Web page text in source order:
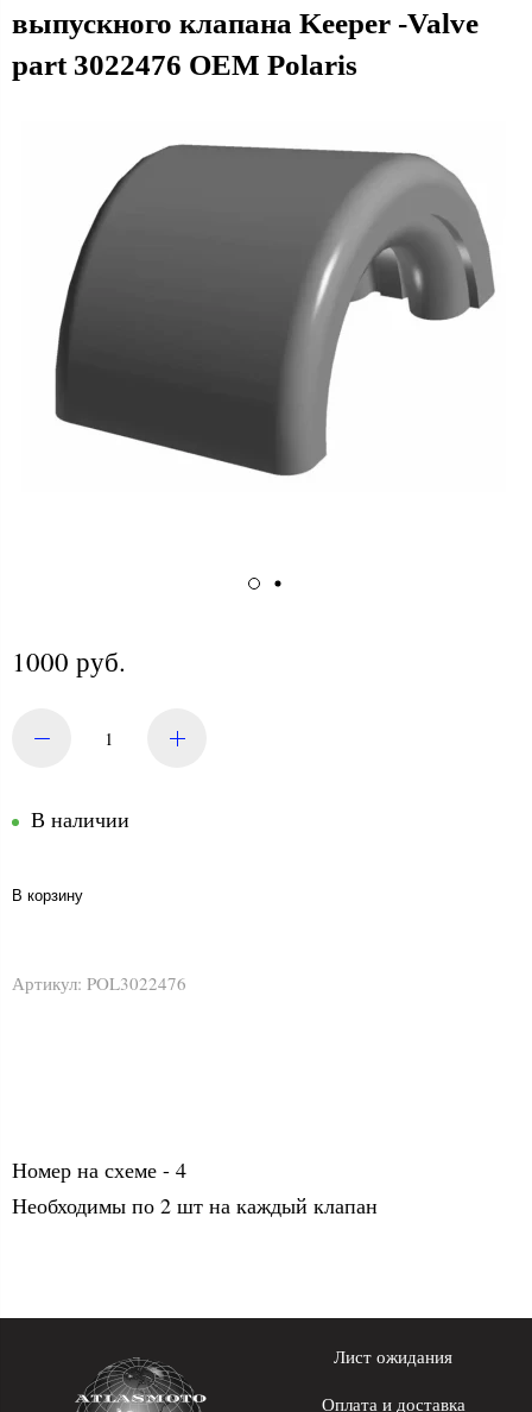
выпускного клапана Keeper -Valve
part 3022476 OEM Polaris
1000 руб.
В наличии
В корзину
Артикул: POL3022476
Номер на схеме - 4
Необходимы по 2 шт на каждый клапан
Лист ожидания
Оплата и доставка